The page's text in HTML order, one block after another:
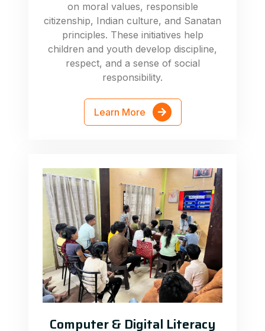
on moral values, responsible
citizenship, Indian culture, and Sanatan
principles. These initiatives help
children and youth develop discipline,
respect, and a sense of social
responsibility.
Learn More
Computer & Digital Literacy